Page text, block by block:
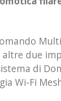
altre due
di
Wi-Fi